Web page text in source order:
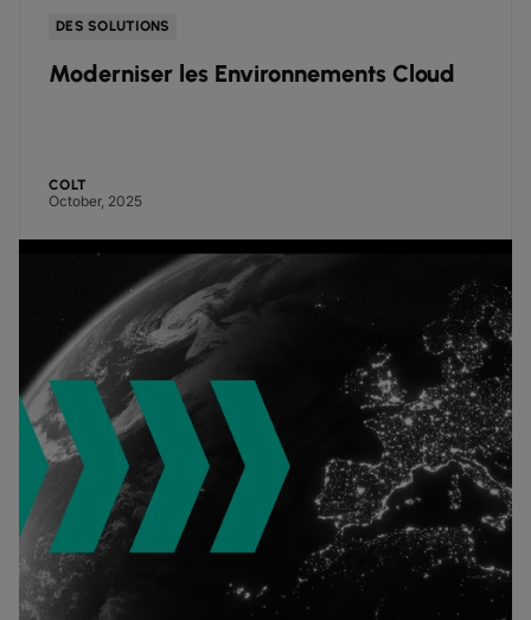
DES SOLUTIONS
Moderniser les Environnements Cloud
COLT
October, 2025